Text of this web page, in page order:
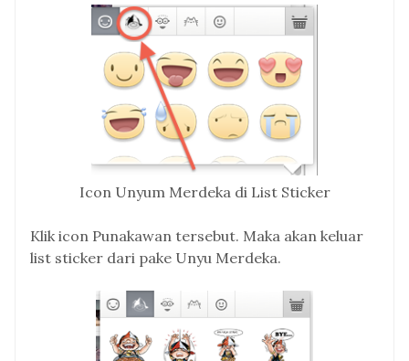
Icon Unyum Merdeka di List Sticker
Klik icon Punakawan tersebut. Maka akan keluar
list sticker dari pake Unyu Merdeka.